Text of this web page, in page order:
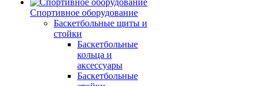
Спортивное оборудование
Баскетбольные щиты и
стойки
Баскетбольные
кольца и
аксессуары
Баскетбольные